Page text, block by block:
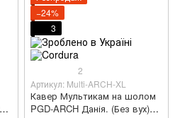
−24%
3
2
Артикул: Multi-ARCH-XL
Кавер Мультикам на шолом
PGD-ARCH Данія. (Без вух)